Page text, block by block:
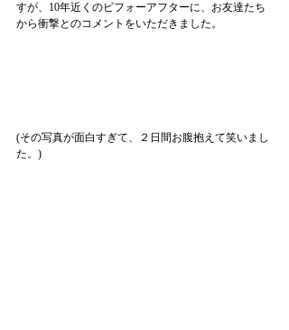
すが、10年近くのビフォーアフターに、お友達たち
から衝撃とのコメントをいただきました。
(その写真が面白すぎて、２日間お腹抱えて笑いまし
た。)